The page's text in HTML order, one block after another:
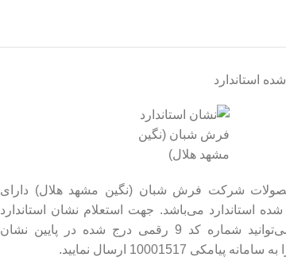
استاندارد
شرکت فرش شبان (نگین مشهد هلال) دارای
استاندارد می‌باشد. جهت استعلام نشان استاندارد
محصول می‌توانید شماره کد 9 رقمی درج شده در پایین نشان
پیامکی 10001517 ارسال نمایید.